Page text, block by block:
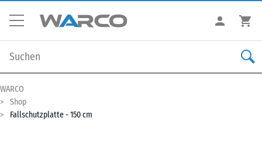
WARCO
Shop
Fallschutzplatte - 150 cm